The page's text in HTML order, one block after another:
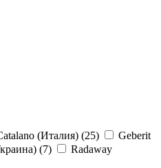
(Италия) (25)
Geberit
(7)
Radaway